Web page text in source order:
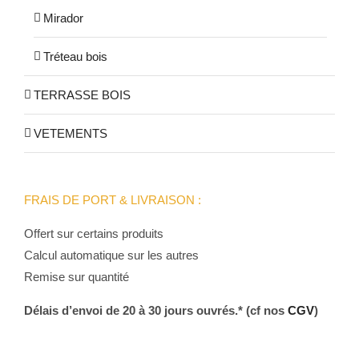
Mirador
Tréteau bois
TERRASSE BOIS
VETEMENTS
FRAIS DE PORT & LIVRAISON :
Offert sur certains produits
Calcul automatique sur les autres
Remise sur quantité
Délais d’envoi de 20 à 30 jours ouvrés.* (cf nos CGV)